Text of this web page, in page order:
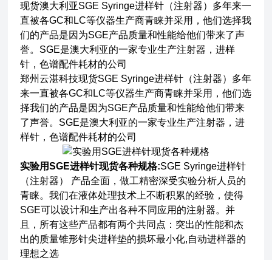
现货澳大利亚SGE Syringe进样针（注射器）多年来一
直被各GC和LC等仪器生产商青睐并采用，他们选择我
们的产品是因为SGE产品质量和性能给他们带来了声
誉。SGE是澳大利亚的一家专业生产注射器，进样
针，色谱配件耗材的公司
郑州云湛科技现货SGE Syringe进样针（注射器）多年
来一直被各GC和LC等仪器生产商青睐并采用，他们选
择我们的产品是因为SGE产品质量和性能给他们带来
了声誉。SGE是澳大利亚的一家专业生产注射器，进
样针，色谱配件耗材的公司
实验用SGE进样针现货各种规格:SGE Syringe进样针
（注射器） 产品全面，做工精密深受实验分析人员的
青睐。我们在液体处理技术上不断积累的经验，使得
SGE可以设计和生产出各种不同应用的注射器。并
且，所有这些产品都有两个共同点：突出的性能和杰
出的质量锥形针尖进样垫的损坏最小化,自动进样器的
理想之选